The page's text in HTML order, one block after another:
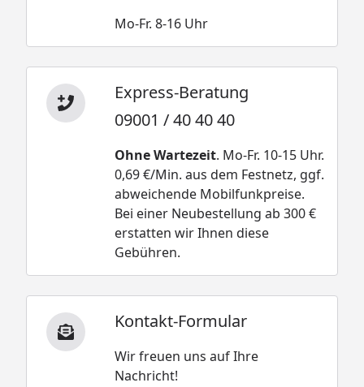
Mo-Fr. 8-16 Uhr
Express-Beratung
09001 / 40 40 40
Ohne Wartezeit. Mo-Fr. 10-15 Uhr.
0,69 €/Min. aus dem Festnetz, ggf.
abweichende Mobilfunkpreise.
Bei einer Neubestellung ab 300 €
erstatten wir Ihnen diese
Gebühren.
Kontakt-Formular
Wir freuen uns auf Ihre
Nachricht!